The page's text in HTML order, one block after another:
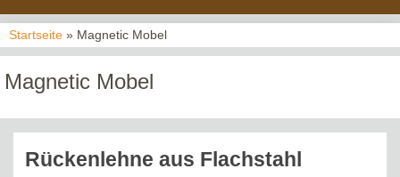
Startseite » Magnetic Mobel
Magnetic Mobel
Rückenlehne aus Flachstahl